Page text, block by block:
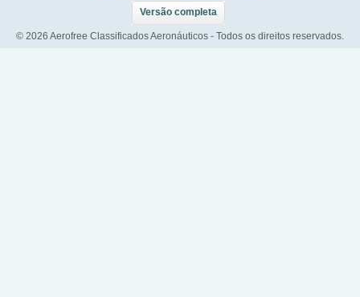
Versão completa
© 2026 Aerofree Classificados Aeronáuticos - Todos os direitos reservados.